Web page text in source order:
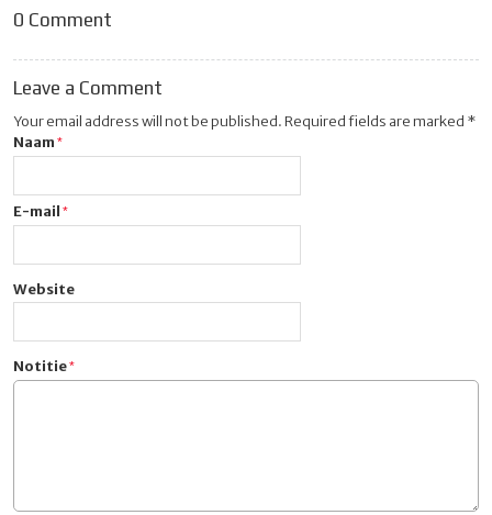
0 Comment
Leave a Comment
Your email address will not be published. Required fields are marked *
Naam
E-mail
Website
Notitie